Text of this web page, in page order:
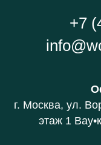
+7
г. Москва, ул.
этаж 1 В